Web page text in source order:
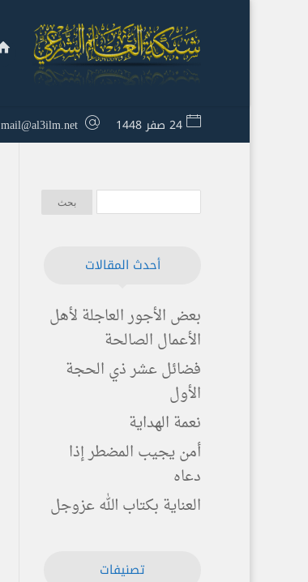
24 صفر 1448 mail@al3ilm.net
أحدث المقالات
بعض الأجور العاجلة لأهل
الأعمال الصالحة
فضائل عشر ذي الحجة
الأول
نعمة الهداية
أمن يجيب المضطر إذا
دعاه
العناية بكتاب الله عزوجل
تصنيفات